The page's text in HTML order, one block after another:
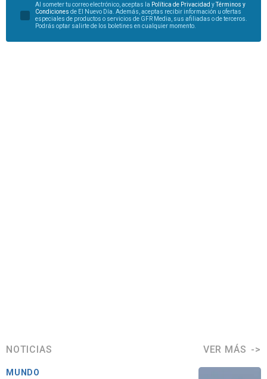
Al someter tu correo electrónico, aceptas la Política de Privacidad yTérminos y
Condiciones de El Nuevo Día. Además, aceptas recibir información u ofertas
especiales de productos o servicios de GFR Media, sus afiliadas o de terceros.
Podrás optar salirte de los boletines en cualquier momento.
NOTICIAS VER MÁS
MUNDO